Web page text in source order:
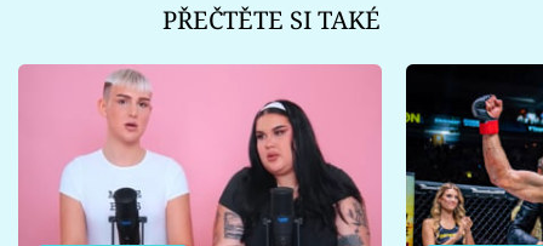
PŘEČTĚTE SI TAKÉ